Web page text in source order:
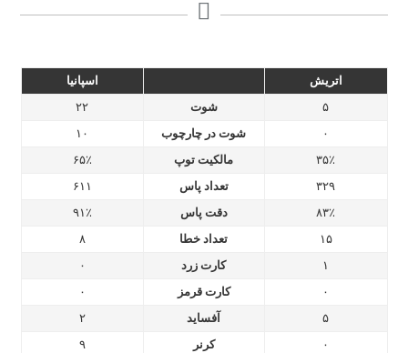
اتریش
اسپانیا
۵
شوت
۲۲
۰
شوت در چارچوب
۱۰
۳۵٪
مالکیت توپ
۶۵٪
۳۲۹
تعداد پاس
۶۱۱
۸۳٪
دقت پاس
۹۱٪
۱۵
تعداد خطا
۸
۱
کارت زرد
۰
۰
کارت قرمز
۰
۵
آفساید
۲
۰
کرنر ۹